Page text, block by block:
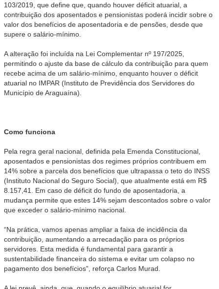
103/2019, que define que, quando houver déficit atuarial, a
contribuição dos aposentados e pensionistas poderá incidir sobre o
valor dos benefícios de aposentadoria e de pensões, desde que
supere o salário-mínimo.
A alteração foi incluída na Lei Complementar nº 197/2025,
permitindo o ajuste da base de cálculo da contribuição para quem
recebe acima de um salário-mínimo, enquanto houver o déficit
atuarial no IMPAR (Instituto de Previdência dos Servidores do
Município de Araguaína).
Como funciona
Pela regra geral nacional, definida pela Emenda Constitucional,
aposentados e pensionistas dos regimes próprios contribuem em
14% sobre a parcela dos benefícios que ultrapassa o teto do INSS
(Instituto Nacional do Seguro Social), que atualmente está em R$
8.157,41. Em caso de déficit do fundo de aposentadoria, a
mudança permite que estes 14% sejam descontados sobre o valor
que exceder o salário-mínimo nacional.
“Na prática, vamos apenas ampliar a faixa de incidência da
contribuição, aumentando a arrecadação para os próprios
servidores. Esta medida é fundamental para garantir a
sustentabilidade financeira do sistema e evitar um colapso no
pagamento dos benefícios”, reforça Carlos Murad.